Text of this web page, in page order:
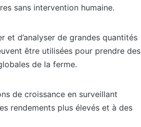
sans intervention humaine.
et d’analyser de grandes quantités
être utilisées pour prendre des
de la ferme.
de croissance en surveillant
rendements plus élevés et à des